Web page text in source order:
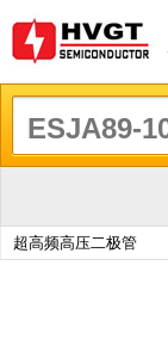
超高频高压二极管